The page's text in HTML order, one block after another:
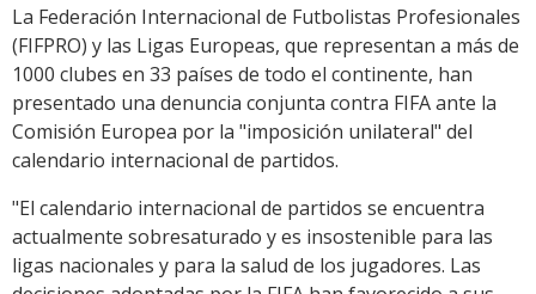
Link
La Federación Internacional de Futbolistas Profesionales
(FIFPRO) y las Ligas Europeas, que representan a más de
1000 clubes en 33 países de todo el continente, han
presentado una denuncia conjunta contra FIFA ante la
Comisión Europea por la "imposición unilateral" del
calendario internacional de partidos.
"El calendario internacional de partidos se encuentra
actualmente sobresaturado y es insostenible para las
ligas nacionales y para la salud de los jugadores. Las